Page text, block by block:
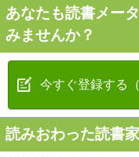
あなたも読書メー
みませんか？
今すぐ登録する（
読みおわった読書